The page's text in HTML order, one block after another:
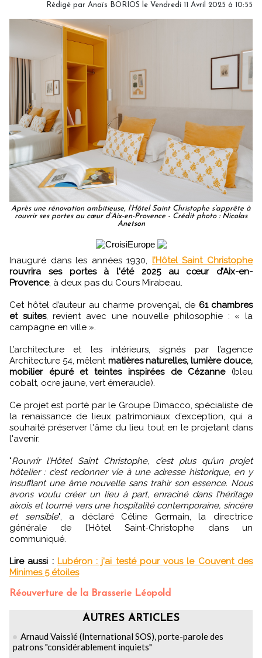
Rédigé par Anaïs BORIOS le Vendredi 11 Avril 2025 à 10:55
Après une rénovation ambitieuse, l’Hôtel Saint Christophe s’apprête à
rouvrir ses portes au cœur d’Aix-en-Provence - Crédit photo : Nicolas
Anetson
Inauguré dans les années 1930, l’Hôtel Saint Christophe
rouvrira ses portes à l'été 2025 au cœur d’Aix-en-
Provence, à deux pas du Cours Mirabeau.
Cet hôtel d’auteur au charme provençal, de 61 chambres
et suites, revient avec une nouvelle philosophie : « la
campagne en ville ».
L’architecture et les intérieurs, signés par l’agence
Architecture 54, mêlent matières naturelles, lumière douce,
mobilier épuré et teintes inspirées de Cézanne(bleu
cobalt, ocre jaune, vert émeraude).
Ce projet est porté par le Groupe Dimacco, spécialiste de
la renaissance de lieux patrimoniaux d’exception, qui a
souhaité préserver l'âme du lieu tout en le projetant dans
l'avenir.
"Rouvrir l’Hôtel Saint Christophe, c’est plus qu’un projet
hôtelier : c’est redonner vie à une adresse historique, en y
insufflant une âme nouvelle sans trahir son essence. Nous
avons voulu créer un lieu à part, enraciné dans l’héritage
aixois et tourné vers une hospitalité contemporaine, sincère
et sensible", a déclaré Céline Germain, la directrice
générale de l’Hôtel Saint-Christophe dans un
communiqué.
Lire aussi : Lubéron : j'ai testé pour vous le Couvent des
Minimes 5 étoiles
Réouverture de la Brasserie Léopold
AUTRES ARTICLES
Arnaud Vaissié (International SOS), porte-parole des
patrons "considérablement inquiets"